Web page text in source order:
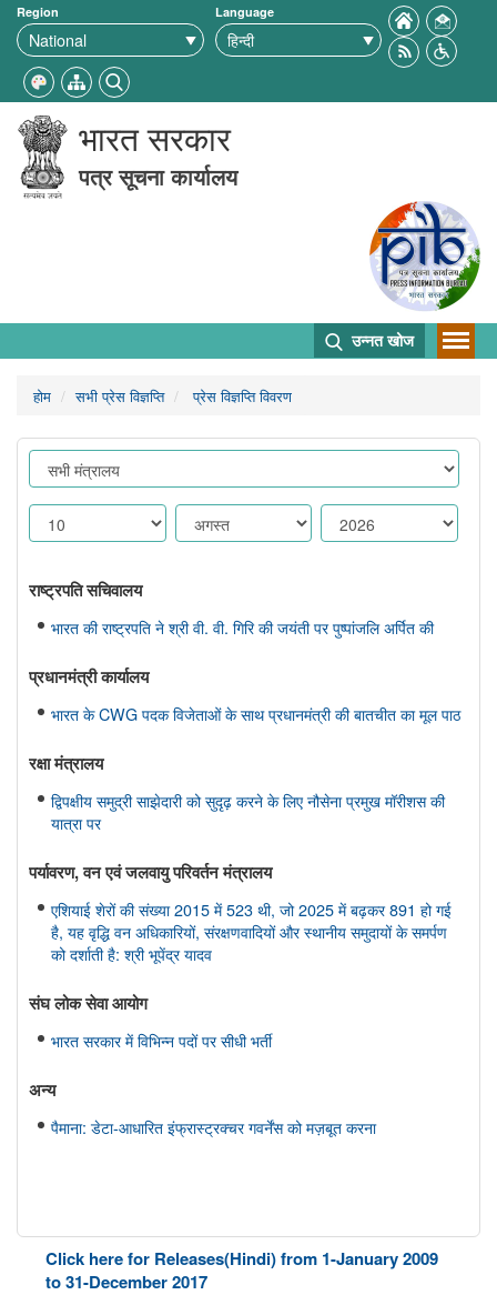
Region Language
भारत सरकार
पत्र सूचना कार्यालय
उन्नत खोज
होम सभी प्रेस विज्ञप्ति प्रेस विज्ञप्ति विवरण
राष्ट्रपति सचिवालय
भारत की राष्ट्रपति ने श्री वी. वी. गिरि की जयंती पर पुष्पांजलि अर्पित की
प्रधानमंत्री कार्यालय
भारत के CWG पदक विजेताओं के साथ प्रधानमंत्री की बातचीत का मूल पाठ
रक्षा मंत्रालय
द्विपक्षीय समुद्री साझेदारी को सुदृढ़ करने के लिए नौसेना प्रमुख मॉरीशस की
यात्रा पर
पर्यावरण, वन एवं जलवायु परिवर्तन मंत्रालय
एशियाई शेरों की संख्या 2015 में 523 थी, जो 2025 में बढ़कर 891 हो गई
है, यह वृद्धि वन अधिकारियों, संरक्षणवादियों और स्थानीय समुदायों के समर्पण
को दर्शाती है: श्री भूपेंद्र यादव
संघ लोक सेवा आयोग
भारत सरकार में विभिन्न पदों पर सीधी भर्ती
अन्य
पैमाना: डेटा-आधारित इंफ्रास्ट्रक्चर गवर्नेंस को मज़बूत करना
Click here for Releases(Hindi) from 1-January 2009
to 31-December 2017